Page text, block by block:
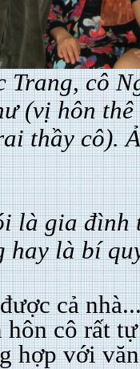
Trang, cô
(vị hôn
thầy cô).
là gia
hay là bí
cả
hôn cô rất
hợp với